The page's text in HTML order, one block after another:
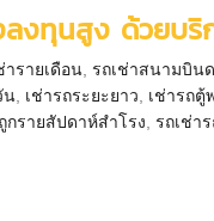
ทุนสูง ด้วยบริก
ารายเดือน รถเช่าสนามบิน
น เช่ารถระยะยาว เช่ารถ
กรายสัปดาห์สำโรง รถเช่า